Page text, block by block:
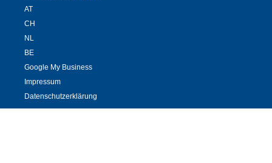
AT
CH
NL
BE
Google My Business
Impressum
Datenschutzerklärung